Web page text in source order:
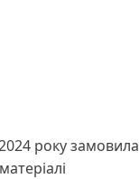
року замовила